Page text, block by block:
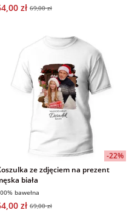
zł 69,00 zł
-22%
ze zdjęciem na prezent
biała
bawełna
zł 69,00 zł